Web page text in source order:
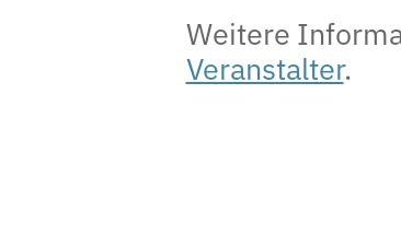
Weitere
Veranstalter.